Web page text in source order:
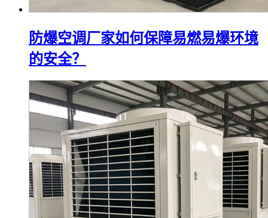
防爆空调厂家如何保障易燃易爆环境
的安全？